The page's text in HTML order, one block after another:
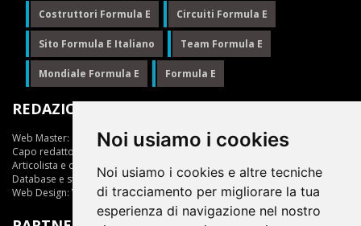
Noi usiamo i cookies
Noi usiamo i cookies e altre tecniche
di tracciamento per migliorare la tua
esperienza di navigazione nel nostro
Costruttori Formula E Circuiti Formula E
Sito Formula E Italiano Team Formula E
Mondiale Formula E Formula E
REDAZIONE
Web Master:
Ing.Daniele Muscarella
Capo redattore:
Giuseppe Cianci
Articolista e opinionista:
Giuseppe Cianci
Database e statistiche: Marcella Toschi
Web Design: Vittorio Arena